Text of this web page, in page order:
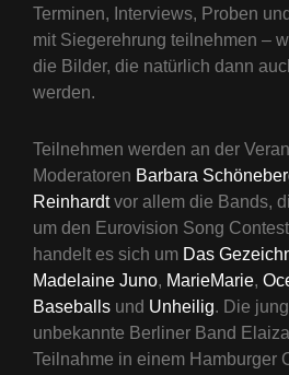
Terminen, Interviews, Proben
mit Siegerehrung teilnehmen –
die Bilder, die natürlich dann
werden.
Teilnehmen werden an der
Moderatoren Barbara
Reinhardtvor allem die Bands,
um den Eurovision Song
handelt es sich um Das
Madelaine Juno, MarieMarie,
Baseballs und Unheilig. Die
unbekannte Berliner Band
Teilnahme in einem Hamburger